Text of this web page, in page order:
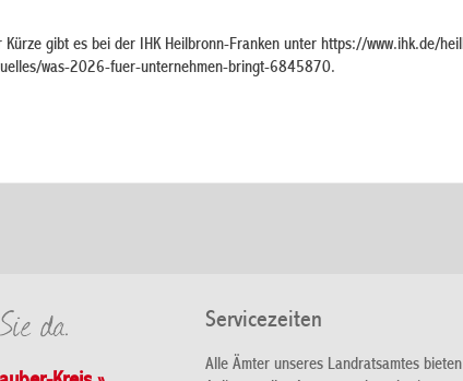
gibt es bei der IHK Heilbronn-Franken unter ⁣https://www.ihk.de/
was-2026-fuer-unternehmen-bringt-6845870.
Servicezeiten
Alle Ämter unseres Landratsamtes